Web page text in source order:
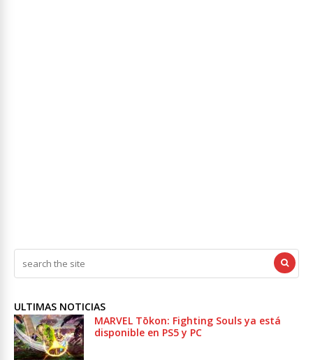
ULTIMAS NOTICIAS
MARVEL Tōkon: Fighting Souls ya está
disponible en PS5 y PC